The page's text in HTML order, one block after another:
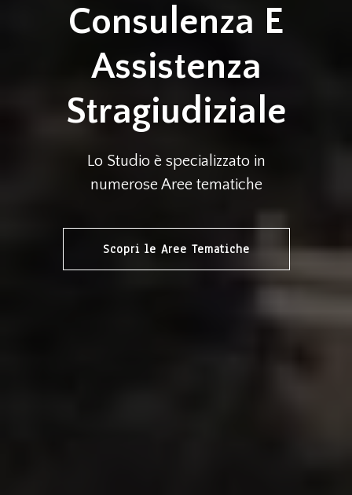
Consulenza E
Assistenza
Stragiudiziale
Lo Studio è specializzato in
numerose Aree tematiche
Scopri le Aree Tematiche